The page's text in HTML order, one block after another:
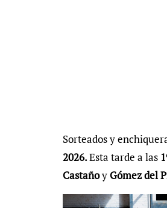
Sorteados y
2026.Esta tarde a las
Castañoy Gómez del